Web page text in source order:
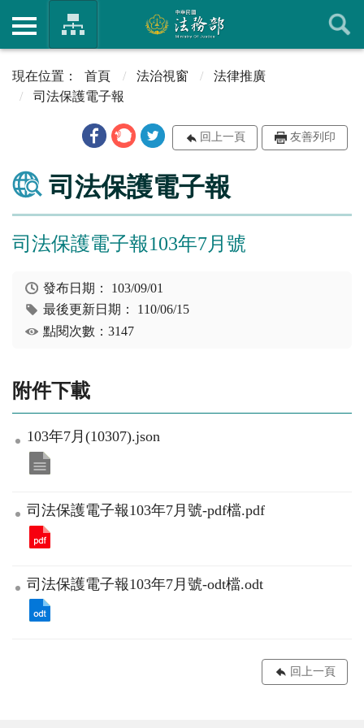
首頁 法治視窗
法律推廣
司法保護電子報
回上一頁 友善列印
司法保護電子報
司法保護電子報103年7月號
發布日期： 103/09/01
最後更新日期： 110/06/15
點閱次數：3147
附件下載
103年7月(10307).json
司法保護電子報103年7月號-pdf檔.pdf
司法保護電子報103年7月號-odt檔.odt
回上一頁